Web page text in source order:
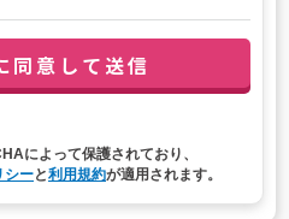
人への連絡を含む）のため
によって保護されており、
シーと利用規約が適用されます。